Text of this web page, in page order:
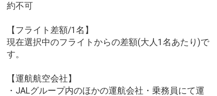
約不可
【フライト差額/1名】
現在選択中のフライトからの差額(大人1名あたり)で
す。
【運航航空会社】
・JALグループ内のほかの運航会社・乗務員にて運